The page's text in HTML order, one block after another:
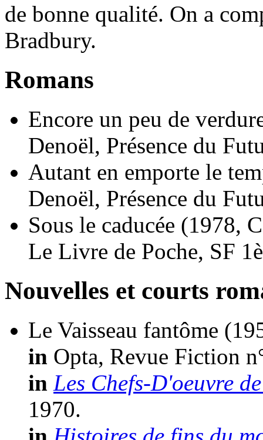
de bonne qualité. On a
Bradbury.
Romans
Encore un peu de
Denoël, Présence du
Autant en emporte le
Denoël, Présence du
Sous le caducée (1978,
Le Livre de Poche, SF
Nouvelles et courts
Le Vaisseau fantôme
in Opta, Revue Fiction
in Les Chefs-D'oeuvre
1970.